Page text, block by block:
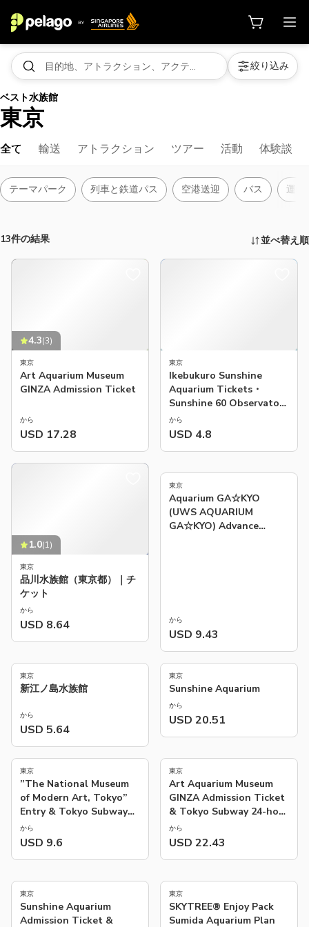
絞り込み
ベスト水族館
東京
全て 輸送 アトラクション ツアー 活動 体験談
テーマパーク 列車と鉄道パス 空港送迎 バス 運転
13件の結果 並べ替え順
4.3(3)
東京
Art Aquarium Museum
GINZA Admission Ticket
から
USD 17.28
東京
Ikebukuro Sunshine
Aquarium Tickets・
Sunshine 60 Observatory
Park
から
USD 4.8
1.0(1)
東京
品川水族館（東京都）｜チ
ケット
から
USD 8.64
東京
Aquarium GA☆KYO
(UWS AQUARIUM
GA☆KYO) Advance
から
USD 9.43
東京
新江ノ島水族館
から
USD 5.64
東京
Sunshine Aquarium
から
USD 20.51
東京
”The National Museum
of Modern Art, Tokyo”
Entry & Tokyo Subway
24-hour Ticket
(Exchange)
から
USD 9.6
東京
Art Aquarium Museum
GINZA Admission Ticket
& Tokyo Subway 24-hour
Ticket (Exchange)
から
USD 22.43
東京
Sunshine Aquarium
Admission Ticket &
東京
SKYTREE® Enjoy Pack
Sumida Aquarium Plan